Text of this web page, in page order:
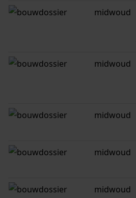
midwoud
midwoud
midwoud
midwoud
midwoud